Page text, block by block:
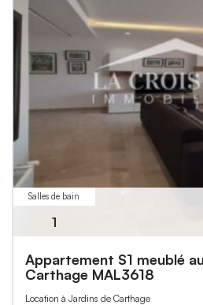
Salles de bain
1
Appartement S1 meublé
Carthage MAL3618
Location à Jardins de Carthage